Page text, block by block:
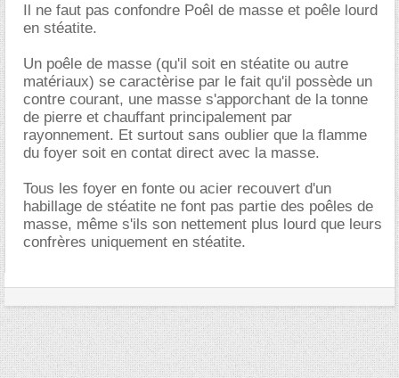
Il ne faut pas confondre Poêl de masse et poêle lourd
en stéatite.
Un poêle de masse (qu'il soit en stéatite ou autre
matériaux) se caractèrise par le fait qu'il possède un
contre courant, une masse s'apporchant de la tonne
de pierre et chauffant principalement par
rayonnement. Et surtout sans oublier que la flamme
du foyer soit en contat direct avec la masse.
Tous les foyer en fonte ou acier recouvert d'un
habillage de stéatite ne font pas partie des poêles de
masse, même s'ils son nettement plus lourd que leurs
confrères uniquement en stéatite.